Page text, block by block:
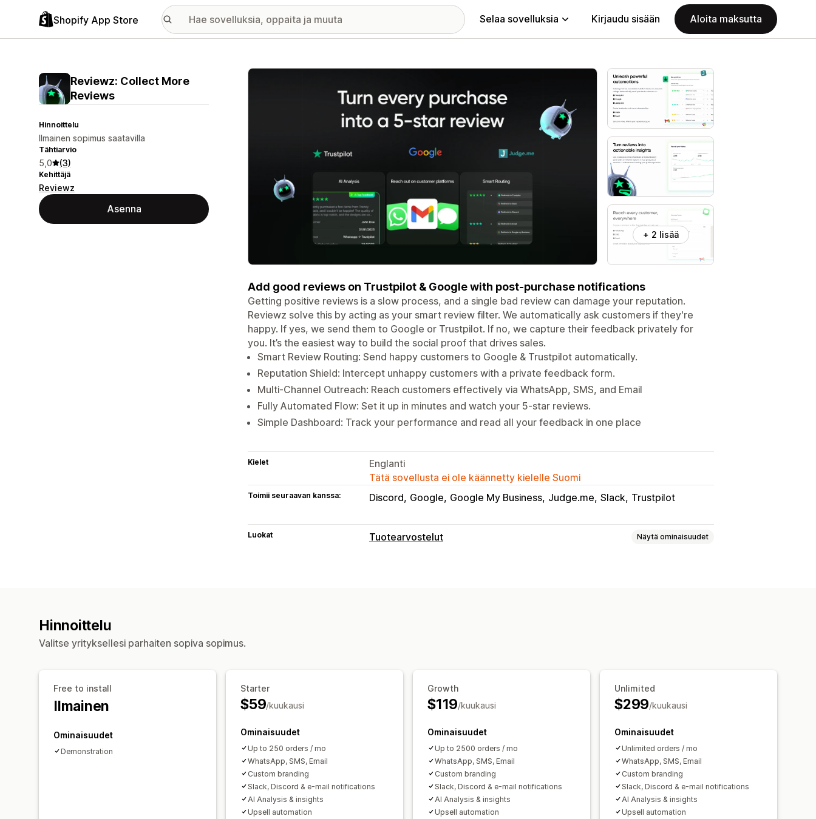
Shopify App Store Selaa sovelluksia Kirjaudu sisään Aloita maksutta
Reviewz: Collect More
Reviews
Hinnoittelu
Ilmainen sopimus saatavilla
Tähtiarvio
5,0 (3)
Kehittäjä
Reviewz
Asenna
Esittelykuvagalleria
+ 2 lisää
Add good reviews on Trustpilot & Google with post-purchase notifications
Getting positive reviews is a slow process, and a single bad review can damage your reputation.
Reviewz solve this by acting as your smart review filter. We automatically ask customers if they're
happy. If yes, we send them to Google or Trustpilot. If no, we capture their feedback privately for
you. It’s the easiest way to build the social proof that drives sales.
Smart Review Routing: Send happy customers to Google & Trustpilot automatically.
Reputation Shield: Intercept unhappy customers with a private feedback form.
Multi-Channel Outreach: Reach customers effectively via WhatsApp, SMS, and Email
Fully Automated Flow: Set it up in minutes and watch your 5-star reviews.
Simple Dashboard: Track your performance and read all your feedback in one place
Kielet
Englanti
Tätä sovellusta ei ole käännetty kielelle Suomi
Toimii seuraavan kanssa: Discord Google Google My Business Judge.me Slack Trustpilot
Luokat Tuotearvostelut Näytä ominaisuudet
Hinnoittelu
Valitse yrityksellesi parhaiten sopiva sopimus.
Free to install
Ilmainen
Ominaisuudet
Demonstration
Starter
$59/kuukausi
Ominaisuudet
Up to 250 orders / mo
WhatsApp, SMS, Email
Custom branding
Slack, Discord & e-mail notifications
AI Analysis & insights
Upsell automation
Growth
$119/kuukausi
Ominaisuudet
Up to 2500 orders / mo
WhatsApp, SMS, Email
Custom branding
Slack, Discord & e-mail notifications
AI Analysis & insights
Upsell automation
Unlimited
$299/kuukausi
Ominaisuudet
Unlimited orders / mo
WhatsApp, SMS, Email
Custom branding
Slack, Discord & e-mail notifications
AI Analysis & insights
Upsell automation